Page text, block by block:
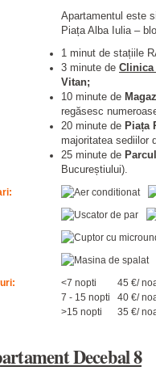
Apartamentul este
Piața Alba Iulia –
1 minut de stațiile
3 minute de Clinica
Vitan;
10 minute de
regăsesc
20 minute de Piața
majoritatea sediilor
25 minute de
Bucureștiului).
<7 nopti
45 €/
7 - 15 nopti
40 €/
>15 nopti
35 €/
Decebal 8